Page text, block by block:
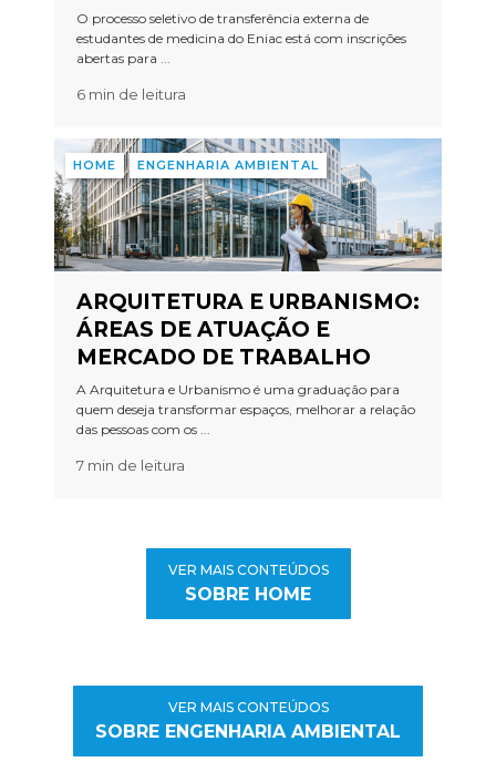
O processo seletivo de transferência externa de
estudantes de medicina do Eniac está com inscrições
abertas para ...
6 min de leitura
HOME ENGENHARIA AMBIENTAL
ARQUITETURA E URBANISMO:
ÁREAS DE ATUAÇÃO E
MERCADO DE TRABALHO
A Arquitetura e Urbanismo é uma graduação para
quem deseja transformar espaços, melhorar a relação
das pessoas com os ...
7 min de leitura
VER MAIS CONTEÚDOS
SOBRE HOME
VER MAIS CONTEÚDOS
SOBRE ENGENHARIA AMBIENTAL